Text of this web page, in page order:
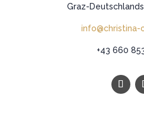
Graz-
+43 660